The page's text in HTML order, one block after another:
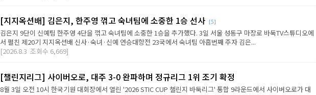
[지지옥션배] 김은지, 한주영 꺾고 숙녀팀에 소중한 1승 선사 [5]
김은지 9단이 신예팀 한주영 4단을 꺾고 숙녀팀에 소중한 1승을 추가했다. 3일 서울 성동구 마장로 바둑TV스튜디오에
서 펼친 제20기 지지옥션배 신사·숙녀·신예 연승대항전 23국에서 숙녀팀 아홉번째 주자 김은...
[2026.8.3 조회수 6,669]
[챌린지리그] 사이버오로, 대주 3-0 완파하며 정규리그 1위 조기 확정
8월 3일 오전 10시 한국기원 대회장에서 열린 '2026 STIC CUP 챌린지 바둑리그' 통합 9라운드에서 사이버오로가 대